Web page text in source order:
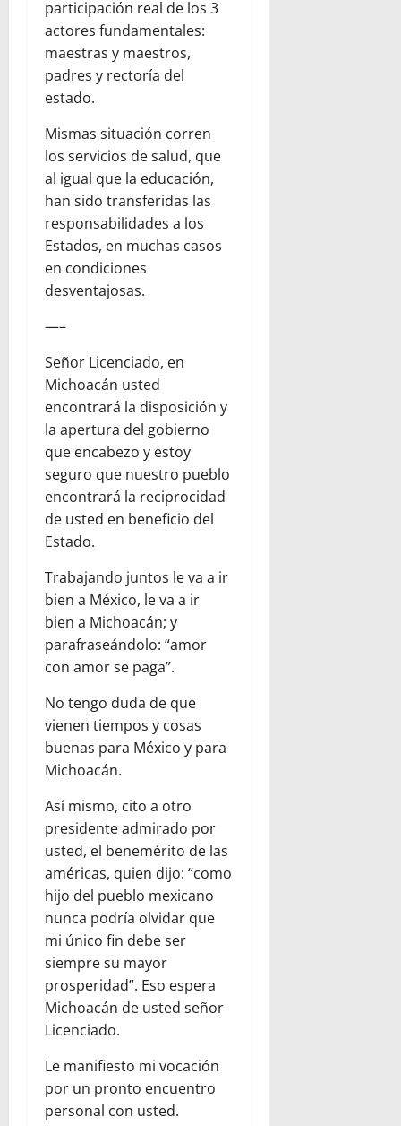
participación real de los 3
actores fundamentales:
maestras y maestros,
padres y rectoría del
estado.
Mismas situación corren
los servicios de salud, que
al igual que la educación,
han sido transferidas las
responsabilidades a los
Estados, en muchas casos
en condiciones
desventajosas.
—–
Señor Licenciado, en
Michoacán usted
encontrará la disposición y
la apertura del gobierno
que encabezo y estoy
seguro que nuestro pueblo
encontrará la reciprocidad
de usted en beneficio del
Estado.
Trabajando juntos le va a ir
bien a México, le va a ir
bien a Michoacán; y
parafraseándolo: “amor
con amor se paga”.
No tengo duda de que
vienen tiempos y cosas
buenas para México y para
Michoacán.
Así mismo, cito a otro
presidente admirado por
usted, el benemérito de las
américas, quien dijo: “como
hijo del pueblo mexicano
nunca podría olvidar que
mi único fin debe ser
siempre su mayor
prosperidad”. Eso espera
Michoacán de usted señor
Licenciado.
Le manifiesto mi vocación
por un pronto encuentro
personal con usted.